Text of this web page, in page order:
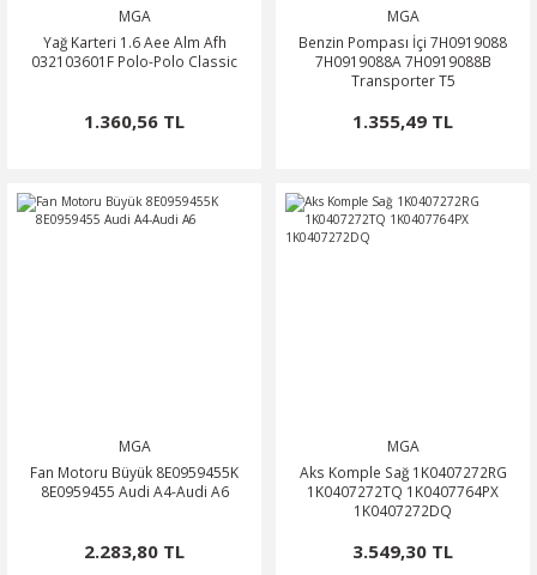
MGA
Yağ Karteri 1.6 Aee Alm Afh
032103601F Polo-Polo Classic
1.360,56 TL
MGA
Benzin Pompası İçi 7H0919088
7H0919088A 7H0919088B
Transporter T5
1.355,49 TL
MGA
Fan Motoru Büyük 8E0959455K
8E0959455 Audi A4-Audi A6
2.283,80 TL
MGA
Aks Komple Sağ 1K0407272RG
1K0407272TQ 1K0407764PX
1K0407272DQ
3.549,30 TL